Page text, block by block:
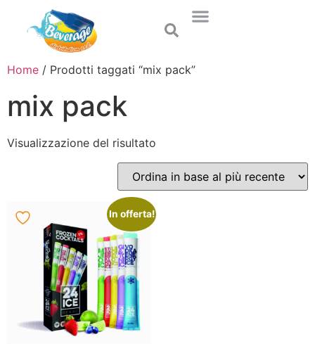
Home / Prodotti taggati “mix pack”
mix pack
Visualizzazione del risultato
In offerta!